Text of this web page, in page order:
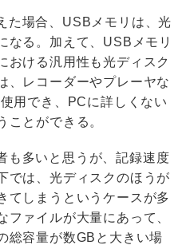
た場合、USBメモリは、光
なる。加えて、USBメモリ
おける汎用性も光ディスク
、レコーダーやプレーヤな
用でき、PCに詳しくない
ことができる。
も多いと思うが、記録速度
では、光ディスクのほうが
てしまうというケースが多
ファイルが大量にあって、
総容量が数GBと大きい場